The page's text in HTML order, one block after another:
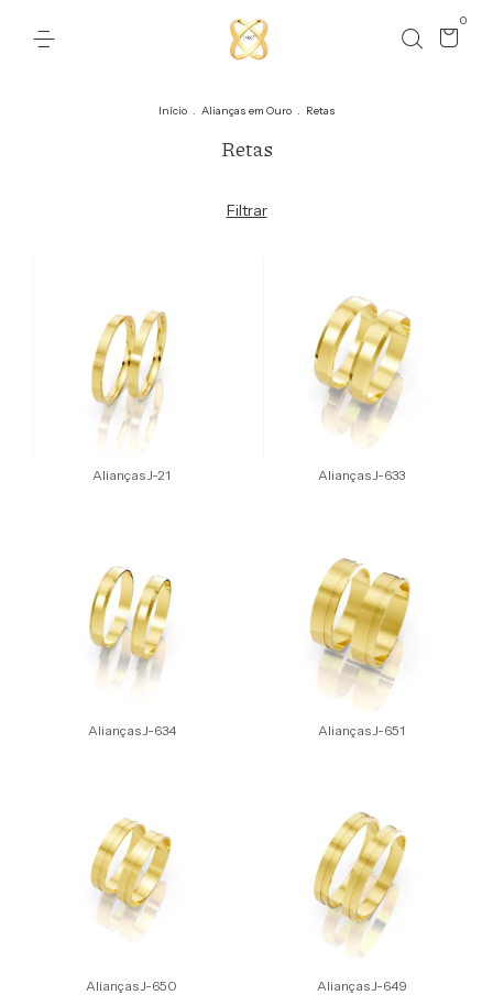
0
Início . Alianças em Ouro . Retas
Retas
Filtrar
Alianças J-21 Alianças J-633
Alianças J-634 Alianças J-651
Alianças J-650 Alianças J-649